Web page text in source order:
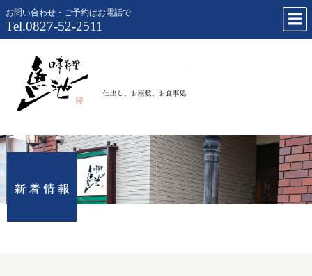
お問い合わせ・ご予約はお電話で
Tel.0827-52-2511